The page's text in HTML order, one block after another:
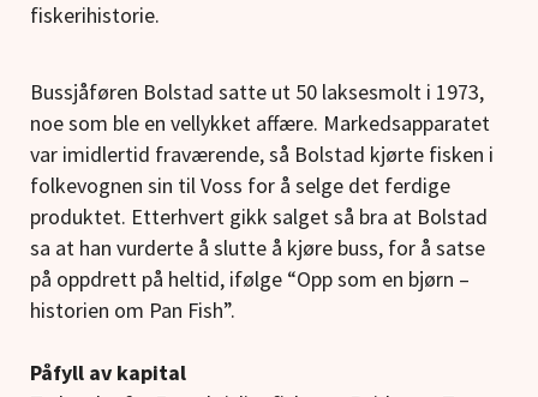
fiskerihistorie.
Bussjåføren Bolstad satte ut 50 laksesmolt i 1973,
noe som ble en vellykket affære. Markedsapparatet
var imidlertid fraværende, så Bolstad kjørte fisken i
folkevognen sin til Voss for å selge det ferdige
produktet. Etterhvert gikk salget så bra at Bolstad
sa at han vurderte å slutte å kjøre buss, for å satse
på oppdrett på heltid, ifølge “Opp som en bjørn –
historien om Pan Fish”.
Påfyll av kapital